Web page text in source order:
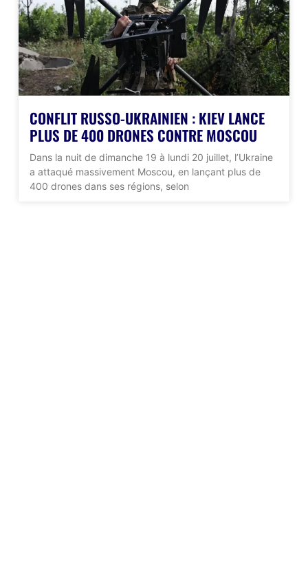
CONFLIT RUSSO-UKRAINIEN : KIEV LANCE
PLUS DE 400 DRONES CONTRE MOSCOU
Dans la nuit de dimanche 19 à lundi 20 juillet, l’Ukraine
a attaqué massivement Moscou, en lançant plus de
400 drones dans ses régions, selon